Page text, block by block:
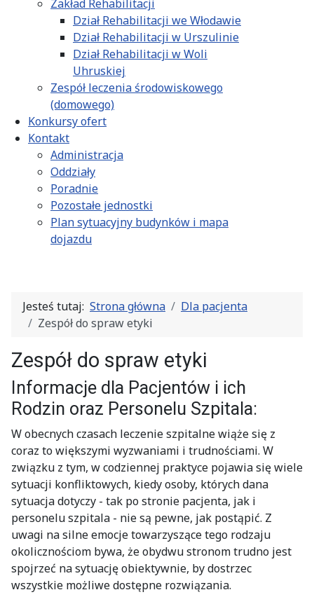
Zakład Rehabilitacji
Dział Rehabilitacji we Włodawie
Dział Rehabilitacji w Urszulinie
Dział Rehabilitacji w Woli
Uhruskiej
Zespół leczenia środowiskowego
(domowego)
Konkursy ofert
Kontakt
Administracja
Oddziały
Poradnie
Pozostałe jednostki
Plan sytuacyjny budynków i mapa
dojazdu
Jesteś tutaj: Strona główna
Dla pacjenta
Zespół do spraw etyki
Zespół do spraw etyki
Informacje dla Pacjentów i ich
Rodzin oraz Personelu Szpitala:
W obecnych czasach leczenie szpitalne wiąże się z
coraz to większymi wyzwaniami i trudnościami. W
związku z tym, w codziennej praktyce pojawia się wiele
sytuacji konfliktowych, kiedy osoby, których dana
sytuacja dotyczy - tak po stronie pacjenta, jak i
personelu szpitala - nie są pewne, jak postąpić. Z
uwagi na silne emocje towarzyszące tego rodzaju
okolicznościom bywa, że obydwu stronom trudno jest
spojrzeć na sytuację obiektywnie, by dostrzec
wszystkie możliwe dostępne rozwiązania.